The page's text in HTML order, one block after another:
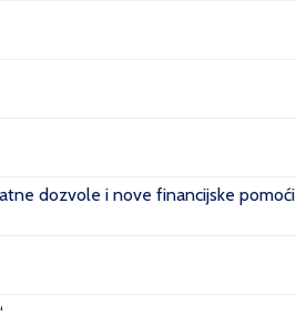
dozvole i nove financijske pomoći